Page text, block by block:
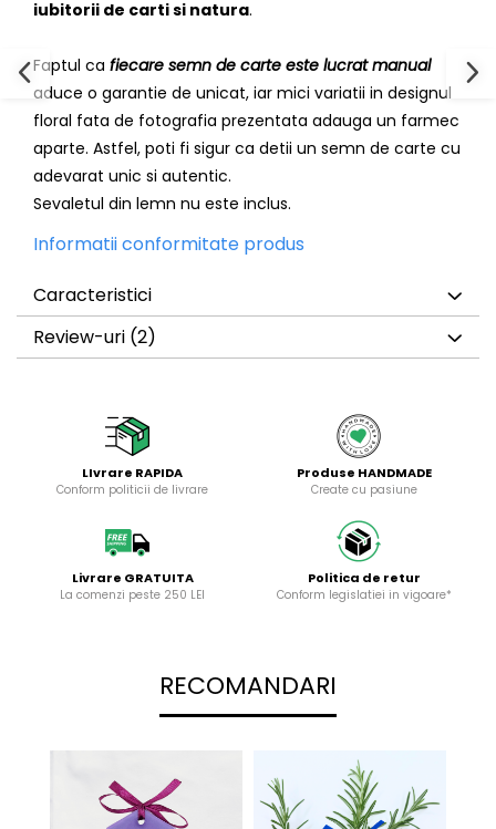
iubitorii de carti si natura.
Faptul ca fiecare semn de carte este lucrat manual
aduce o garantie de unicat, iar mici variatii in designul
floral fata de fotografia prezentata adauga un farmec
aparte. Astfel, poti fi sigur ca detii un semn de carte cu
adevarat unic si autentic.
Sevaletul din lemn nu este inclus.
Informatii conformitate produs
Caracteristici
Review-uri (2)
LIvrare RAPIDA
Conform politicii de livrare
Produse HANDMADE
Create cu pasiune
Livrare GRATUITA
La comenzi peste 250 LEI
Politica de retur
Conform legislatiei in vigoare*
RECOMANDARI